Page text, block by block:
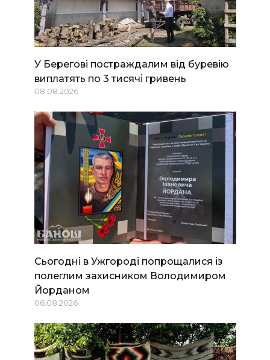
У Берегові постраждалим від буревію
виплатять по 3 тисячі гривень
08.08.2026
Сьогодні в Ужгороді попрощалися із
полеглим захисником Володимиром
Йорданом
06.08.2026